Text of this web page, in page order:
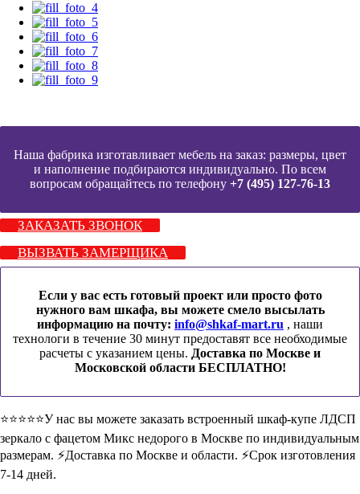
Наша фабрика изготавливает мебель на заказ: размеры, цвет
и наполнение подбираются индивидуально. По всем
вопросам обращайтесь по телефону +7 (495) 127-76-13
ЗАКАЗАТЬ ЗВОНОК
ВЫЗВАТЬ ЗАМЕРЩИКА
Если у вас есть готовый проект или просто фото
нужного вам шкафа, вы можете смело высылать
информацию на почту: info@shkaf-mart.ru , наши
технологи в течение 30 минут предоставят все необходимые
расчеты с указанием цены. Доставка по Москве и
Московской области БЕСПЛАТНО!
⭐️⭐️⭐️⭐️⭐️У нас вы можете заказать встроенный шкаф-купе ЛДСП
зеркало с фацетом Микс недорого в Москве по индивидуальным
размерам. ⚡️Доставка по Москве и области. ⚡️Срок изготовления
7-14 дней.